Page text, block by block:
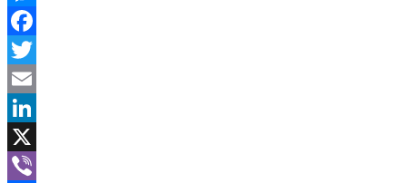
Messenger
Facebook
Twitter
Email
LinkedIn
X